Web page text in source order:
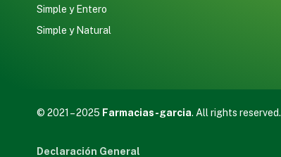
Simple y Entero
Simple y Natural
© 2021 – 2025 Farmacias-garcia. All rights reserved.
Declaración General